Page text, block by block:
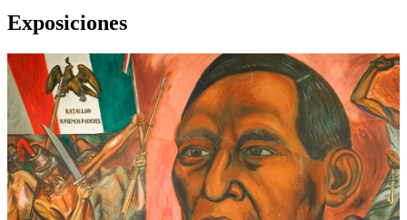
Exposiciones